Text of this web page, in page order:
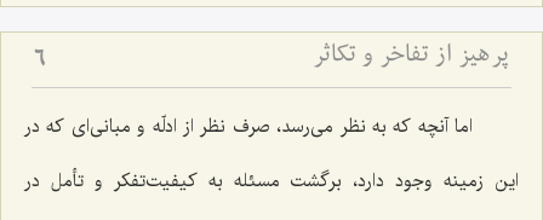
پرهیز از تفاخر و تكاثر 6
اما آنچه كه به نظر می‌رسد، صرف نظر از ادلّه و مبانی‌ای كه در
این زمینه وجود دارد، برگشت مسئله به كیفیت‌تفكر و تأمل در